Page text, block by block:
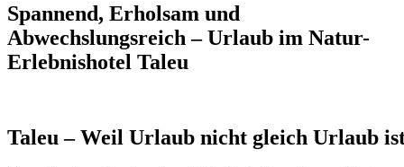
Spannend, Erholsam und
Abwechslungsreich – Urlaub im Natur-
Erlebnishotel Taleu
Taleu – Weil Urlaub nicht gleich Urlaub